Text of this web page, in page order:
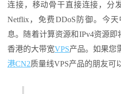
连接，移动骨干直接连接，分
Netflix，免费DDoS防御。今
息。随着计算资源和IPv4资源
香港的大带宽VPS产品。如果您
港CN2质量线VPS产品的朋友可